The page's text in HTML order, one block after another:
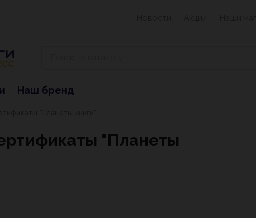
Наш бренд
"Планеты